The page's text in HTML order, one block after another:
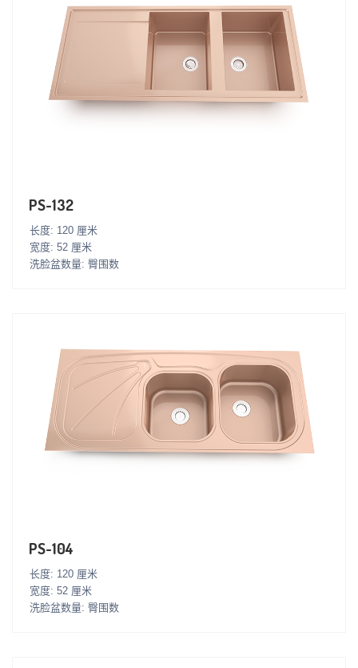
PS-132
长度: 120 厘米
宽度: 52 厘米
洗脸盆数量: 臀围数
PS-104
长度: 120 厘米
宽度: 52 厘米
洗脸盆数量: 臀围数